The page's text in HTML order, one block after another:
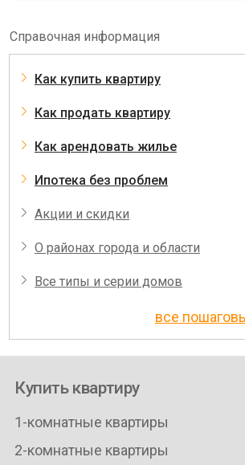
Справочная информация
Как купить квартиру
Как продать квартиру
Как арендовать жилье
Ипотека без проблем
Акции и скидки
О районах города и области
Все типы и серии домов
все
Купить квартиру
1-комнатные квартиры
2-комнатные квартиры